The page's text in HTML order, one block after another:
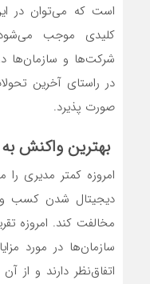
است که می‌توان در
کلیدی موجب
شرکت‌ها و سازمان‌ها
در راستای آخرین
صورت پذیرد.
بهترین واکنش
امروزه کمتر مدیری
دیجیتال شدن کسب و
مخالفت کند. امروزه
سازمان‌ها در مورد
اتفاق‌‌‌نظر دارند و از